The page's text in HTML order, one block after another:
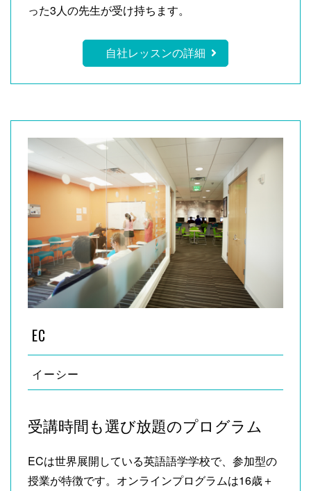
った3人の先生が受け持ちます。
自社レッスンの詳細
EC
イーシー
受講時間も選び放題のプログラム
ECは世界展開している英語語学学校で、参加型の
授業が特徴です。オンラインプログラムは16歳＋